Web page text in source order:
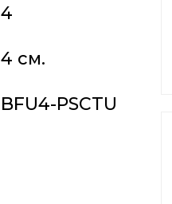
4
4 см.
BFU4-PSCTU